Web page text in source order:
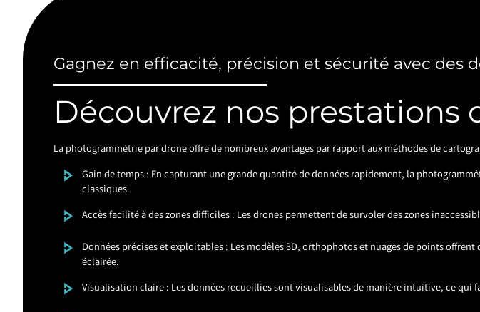
Gagnez en efficacité, précision et sécurité avec des
Découvrez nos
La photogrammétrie par drone offre de nombreux avantages par rapport aux méthodes de
Gain de temps : En capturant une grande quantité de données rapidement, la
classiques.
Accès facilité à des zones difficiles : Les drones permettent de survoler des zones
Données précises et exploitables : Les modèles 3D, orthophotos et nuages de points
éclairée.
Visualisation claire : Les données recueillies sont visualisables de manière intuitive, ce